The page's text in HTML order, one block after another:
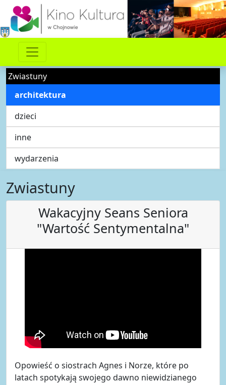
Zwiastuny
architektura
dzieci
inne
wydarzenia
Zwiastuny
Wakacyjny Seans Seniora
"Wartość Sentymentalna"
Opowieść o siostrach Agnes i Norze, które po
latach spotykają swojego dawno niewidzianego